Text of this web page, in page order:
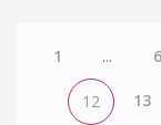
1 ... 6
12 13